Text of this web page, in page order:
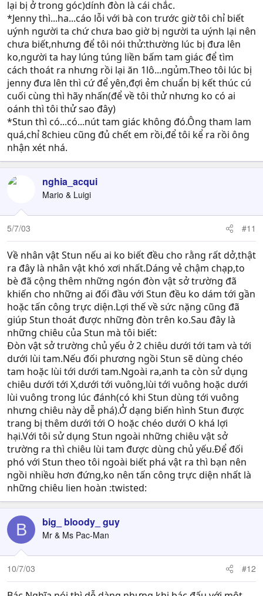
lại bị ở trong góc)dính đòn là cái chắc.
*Jenny thì...ha...cáo lỗi với bà con trước giờ tôi chỉ biết
uýnh người ta chứ chưa bao giờ bị người ta uýnh lại nên
chưa biết,nhưng để tôi nói thử:thường lúc bị đưa lên
ko,người ta hay lúng túng liền bấm tam giác để tìm
cách thoát ra nhưng rồi lại ăn 1lô...ngủm.Theo tôi lúc bị
jenny đưa lên thì cứ để yên,đợi ẻm chuẩn bị kết thúc cú
cuối cùng thì hãy nhấn(để về tôi thử nhưng ko có ai
oánh thì tôi thử sao đây)
*Stun thì có...có...nút tam giác không đó.Ông tham lam
quá,chỉ 8chieu cũng đủ chết em rồi,để tôi kể ra rồi ông
nhận xét nhá.
nghia_acqui
Mario & Luigi
5/7/03 #11
Về nhân vật Stun nếu ai ko biết đều cho rằng rất dở,thật
ra đây là nhân vật khó xơi nhất.Dáng vẻ chậm chạp,to
bè đã cộng thêm những ngón đòn vật sở trường đã
khiến cho những ai đối đầu với Stun đều ko dám tới gần
hoặc tấn công trực diện.Lợi thế về sức nặng cũng đã
giúp Stun thoát được những đòn trên ko.Sau đây là
những chiêu của Stun mà tôi biết:
Đòn vật sở trường chủ yếu ở 2 chiêu dưới tới tam và tới
dưới lùi tam.Nếu đối phương ngồi Stun sẽ dùng chéo
tam hoặc lùi tới dưới tam.Ngoài ra,anh ta còn sử dụng
chiêu dưới tới X,dưới tới vuông,lùi tới vuông hoặc dưới
lùi vuông trong lúc đánh(có khi Stun dùng tới vuông
nhưng chiêu này dễ phá).Ở dạng biến hình Stun được
trang bị thêm dưới tới O hoặc chéo dưới O khá lợi
hại.Với tôi sử dụng Stun ngoài những chiêu vật sở
trường ra thì chiêu lùi tam được dùng chủ yếu.Để đối
phó với Stun theo tôi ngoài biết phá vật ra thì bạn nên
ngồi nhiều hơn đứng,ko nên tấn công trực diện nhất là
những chiêu lien hoàn :twisted:
B big_ bloody_ guy
Mr & Ms Pac-Man
10/7/03 #12